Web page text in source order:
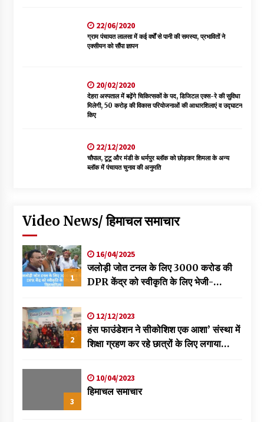
22/06/2020
ग्राम पंचायत लालसा में कई वर्षों से पानी की समस्या, प्रभावितों ने
एक्सीयन को सौंपा ज्ञापन
20/02/2020
देहरा अस्पताल में बढ़ेंगे चिकित्सकों के पद, डिजिटल एक्स-रे की सुविधा
मिलेगी, 50 करोड़ की विकास परियोजनाओं की आधारशिलाएं व उद्घाटन
किए
22/12/2020
चौपाल, टूटू और मंडी के धर्मपुर ब्लॉक को छोड़कर शिमला के अन्य
ब्लॉक में पंचायत चुनाव की अनुमति
Video News/ हिमाचल समाचार
1
16/04/2025
जलोड़ी जोत टनल के लिए 3000 करोड की
DPR केंद्र को स्वीकृति के लिए भेजी-
2
12/12/2023
हंस फाउंडेशन ने सीकोशिश एक आशा’ संस्था में
शिक्षा ग्रहण कर रहे छात्रों के लिए लगाया
3
10/04/2023
हिमाचल समाचार